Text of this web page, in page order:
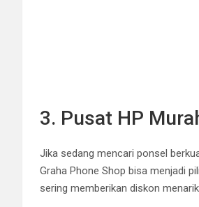
3. Pusat HP
Jika sedang mencari ponsel
Graha Phone Shop bisa menjadi
sering memberikan diskon